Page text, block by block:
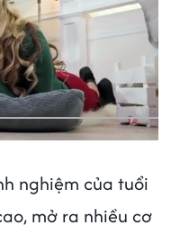
nghiệm của tuổi
mở ra nhiều cơ